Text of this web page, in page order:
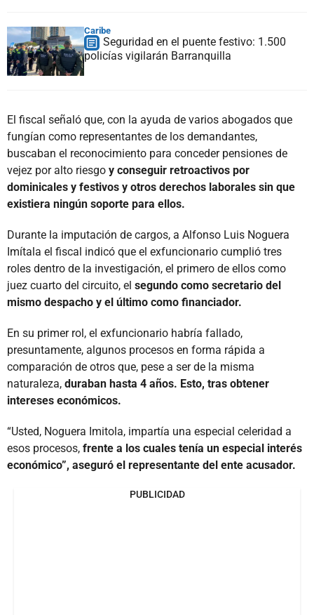
Caribe
Seguridad en el puente festivo: 1.500
policías vigilarán Barranquilla
El fiscal señaló que, con la ayuda de varios abogados que
fungían como representantes de los demandantes,
buscaban el reconocimiento para conceder pensiones de
vejez por alto riesgo y conseguir retroactivos por
dominicales y festivos y otros derechos laborales sin que
existiera ningún soporte para ellos.
Durante la imputación de cargos, a Alfonso Luis Noguera
Imítala el fiscal indicó que el exfuncionario cumplió tres
roles dentro de la investigación, el primero de ellos como
juez cuarto del circuito, el segundo como secretario del
mismo despacho y el último como financiador.
En su primer rol, el exfuncionario habría fallado,
presuntamente, algunos procesos en forma rápida a
comparación de otros que, pese a ser de la misma
naturaleza, duraban hasta 4 años. Esto, tras obtener
intereses económicos.
“Usted, Noguera Imitola, impartía una especial celeridad a
esos procesos, frente a los cuales tenía un especial interés
económico”, aseguró el representante del ente acusador.
PUBLICIDAD